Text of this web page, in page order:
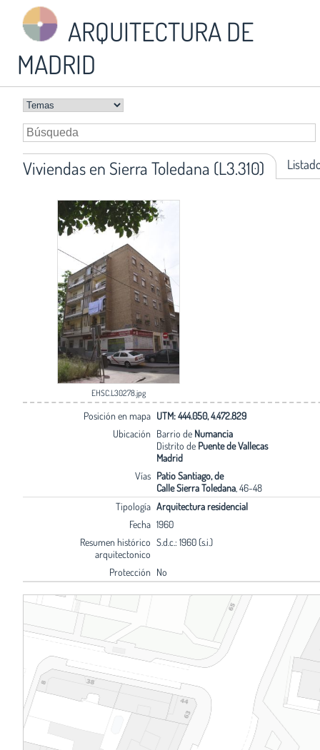
ARQUITECTURA DE
MADRID
Viviendas en Sierra Toledana (L3.310)
EHSC.L30278.jpg
Posición en mapa UTM: 444.050, 4.472.829
Ubicación Barrio de Numancia
Distrito de Puente de Vallecas
Madrid
Vías Patio Santiago, de
Calle Sierra Toledana, 46-48
Tipología Arquitectura residencial
Fecha 1960
Resumen histórico
arquitectonico
S.d.c.: 1960 (s.i.)
Protección No